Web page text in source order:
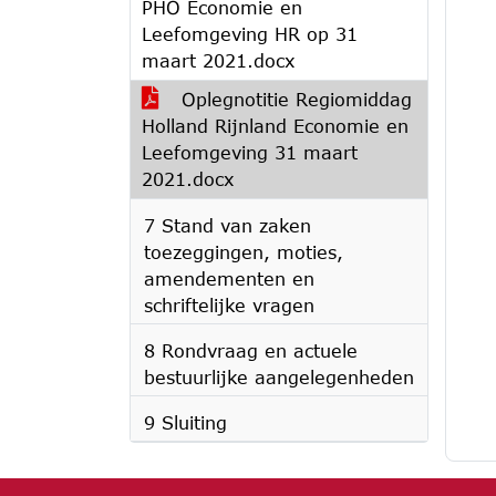
PHO Economie en
Leefomgeving HR op 31
maart 2021.docx
Oplegnotitie Regiomiddag
Holland Rijnland Economie en
Leefomgeving 31 maart
2021.docx
7 Stand van zaken
toezeggingen, moties,
amendementen en
schriftelijke vragen
8 Rondvraag en actuele
bestuurlijke aangelegenheden
9 Sluiting